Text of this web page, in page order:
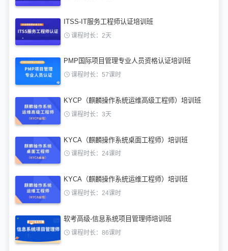
ITSS-IT服务工程师认证培训班
课程时长：2天
PMP国际项目管理专业人员资格认证培训班
课程时长：57课时
KYCP（麒麟操作系统运维高级工程师）培训班
课程时长：3天
KYCA（麒麟操作系统桌面工程师）培训班
课程时长：24课时
KYCA（麒麟操作系统运维工程师）培训班
课程时长：24课时
软考高级-信息系统项目管理师培训班
课程时长：86课时